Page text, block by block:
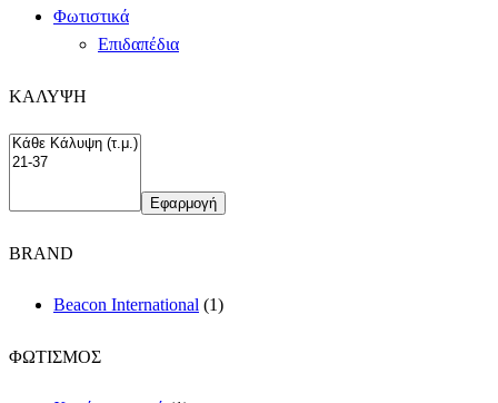
Φωτιστικά
Επιδαπέδια
ΚΑΛΥΨΗ
Εφαρμογή
BRAND
Beacon International (1)
ΦΩΤΙΣΜΟΣ